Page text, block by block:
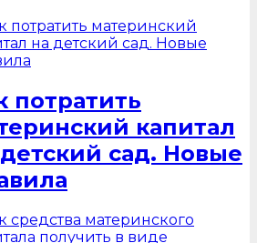
потратить
капитал
сад. Новые